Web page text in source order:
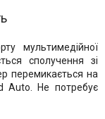
мультимедійної
сполучення зі
перемикається на
Auto. Не потребує